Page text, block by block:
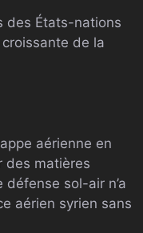
des États-nations
de la
aérienne en
des matières
sol-air n’a
aérien syrien sans